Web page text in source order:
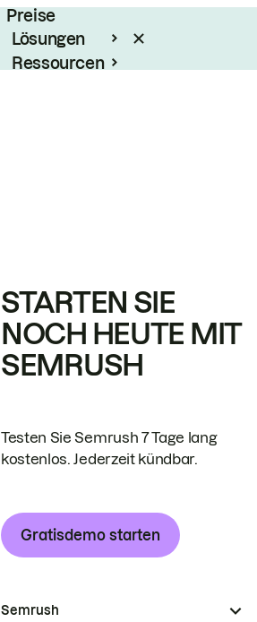
Preise
Lösungen
Ressourcen
STARTEN SIE
NOCH HEUTE MIT
SEMRUSH
Testen Sie Semrush 7 Tage lang
kostenlos. Jederzeit kündbar.
Gratisdemo starten
Semrush